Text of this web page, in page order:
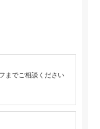
までご相談ください